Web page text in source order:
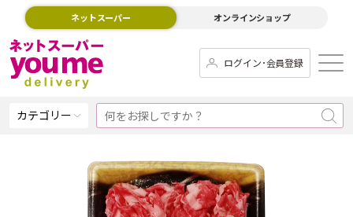
ネットスーパー オンラインショップ
ログイン･会員登録
カテゴリー